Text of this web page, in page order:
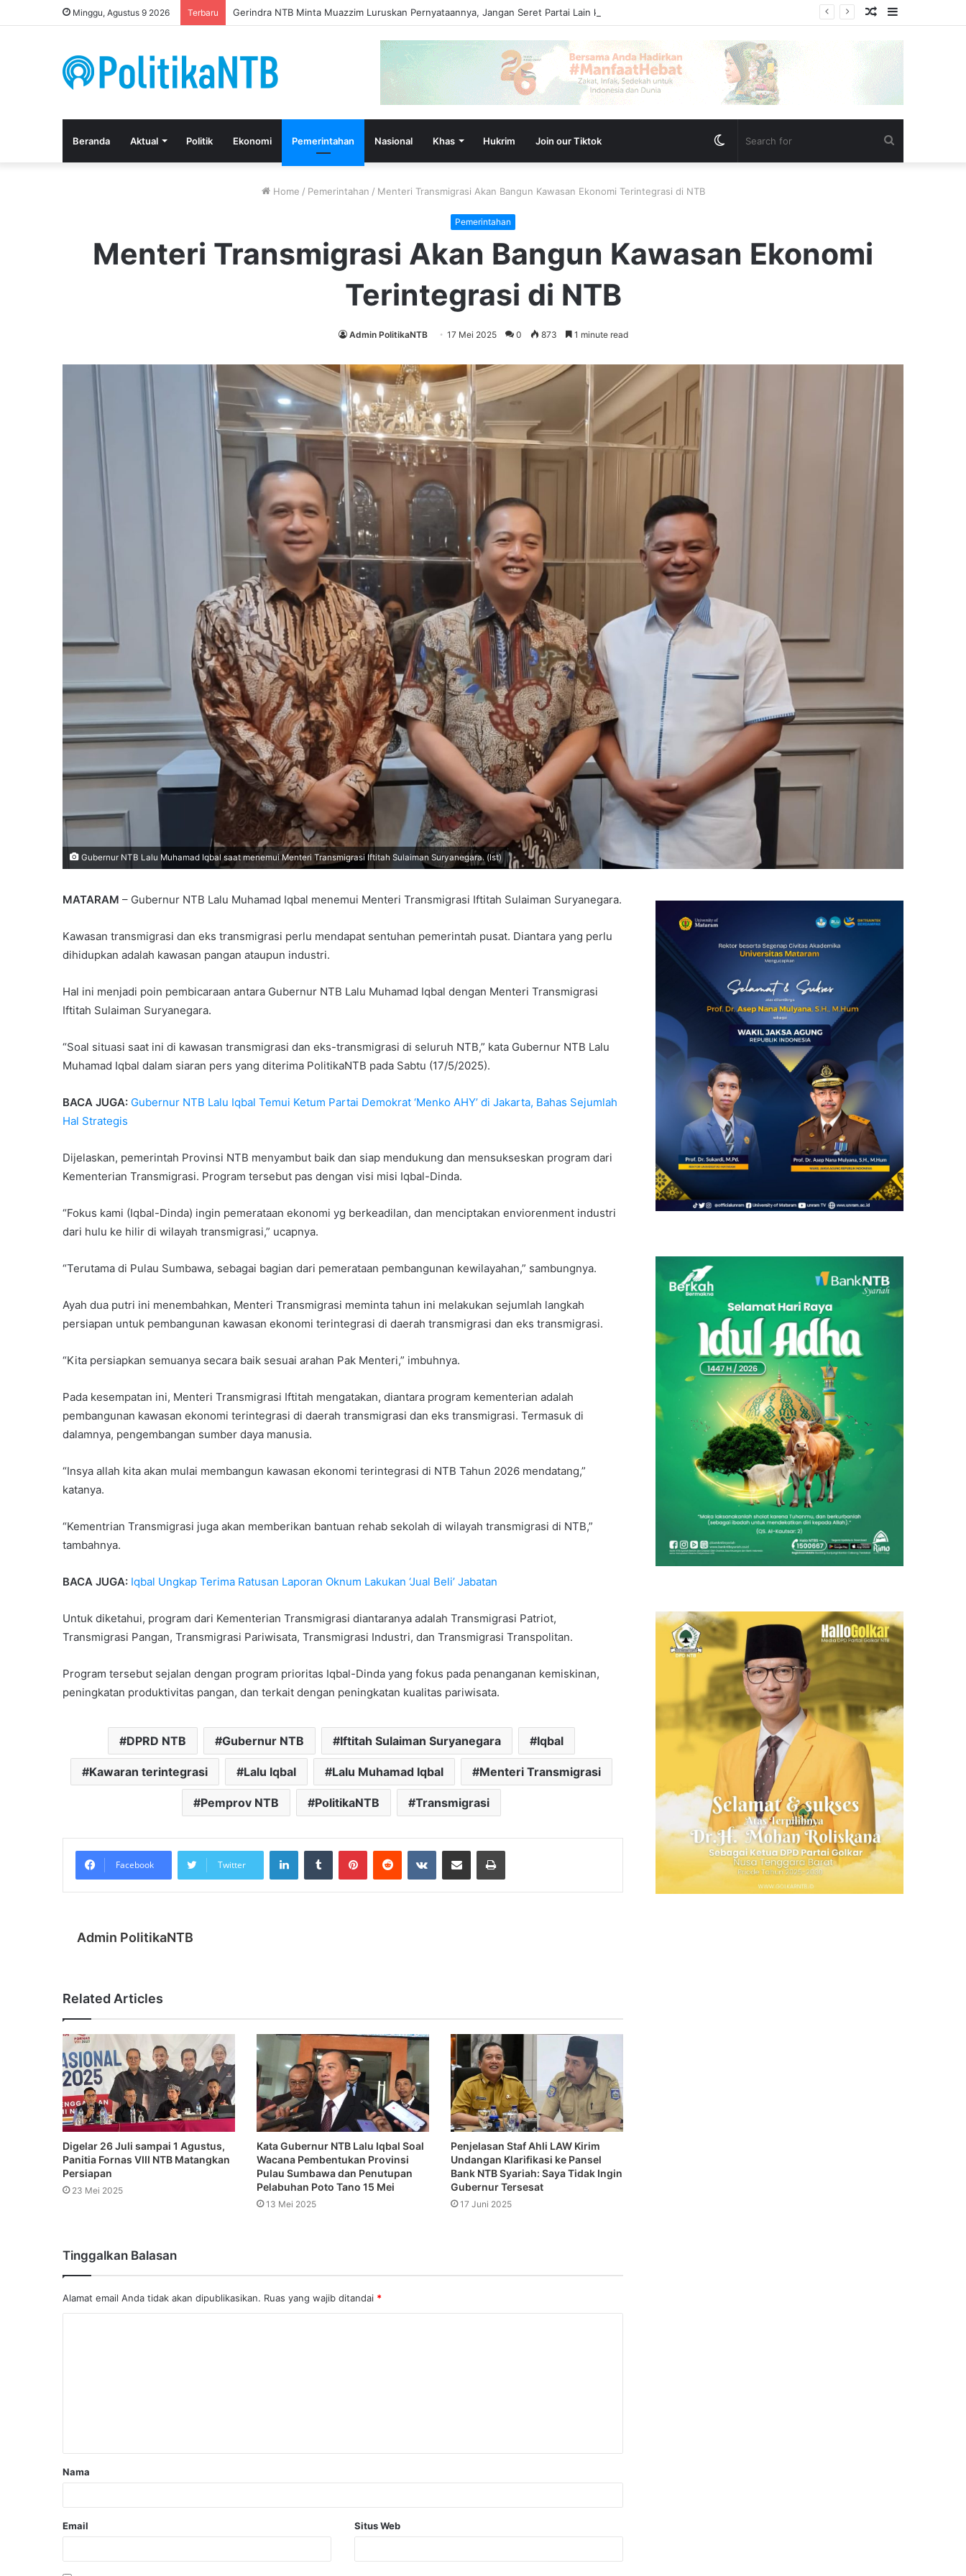
Minggu, Agustus 9 2026 Terbaru Gerindra NTB Minta Muazzim Luruskan Pernyataannya, Jangan Seret Partai Lain ke Polemik Internal PAN Sidebar
Random
Beranda Aktual Politik Ekonomi Pemerintahan Nasional Khas Hukrim Join our Tiktok Switch
Home / Pemerintahan / Menteri Transmigrasi Akan Bangun Kawasan Ekonomi Terintegrasi di NTB
Pemerintahan
Menteri Transmigrasi Akan Bangun Kawasan Ekonomi
Terintegrasi di NTB
Admin PolitikaNTB 17 Mei 2025 0 873 1 minute read
Gubernur NTB Lalu Muhamad Iqbal saat menemui Menteri Transmigrasi Iftitah Sulaiman Suryanegara. (Ist)
MATARAM – Gubernur NTB Lalu Muhamad Iqbal menemui Menteri Transmigrasi Iftitah Sulaiman Suryanegara.
Kawasan transmigrasi dan eks transmigrasi perlu mendapat sentuhan pemerintah pusat. Diantara yang perlu
dihidupkan adalah kawasan pangan ataupun industri.
Hal ini menjadi poin pembicaraan antara Gubernur NTB Lalu Muhamad Iqbal dengan Menteri Transmigrasi
Iftitah Sulaiman Suryanegara.
“Soal situasi saat ini di kawasan transmigrasi dan eks-transmigrasi di seluruh NTB,” kata Gubernur NTB Lalu
Muhamad Iqbal dalam siaran pers yang diterima PolitikaNTB pada Sabtu (17/5/2025).
BACA JUGA: Gubernur NTB Lalu Iqbal Temui Ketum Partai Demokrat ‘Menko AHY’ di Jakarta, Bahas Sejumlah
Hal Strategis
Dijelaskan, pemerintah Provinsi NTB menyambut baik dan siap mendukung dan mensukseskan program dari
Kementerian Transmigrasi. Program tersebut pas dengan visi misi Iqbal-Dinda.
“Fokus kami (Iqbal-Dinda) ingin pemerataan ekonomi yg berkeadilan, dan menciptakan enviorenment industri
dari hulu ke hilir di wilayah transmigrasi,” ucapnya.
“Terutama di Pulau Sumbawa, sebagai bagian dari pemerataan pembangunan kewilayahan,” sambungnya.
Ayah dua putri ini menembahkan, Menteri Transmigrasi meminta tahun ini melakukan sejumlah langkah
persiapan untuk pembangunan kawasan ekonomi terintegrasi di daerah transmigrasi dan eks transmigrasi.
“Kita persiapkan semuanya secara baik sesuai arahan Pak Menteri,” imbuhnya.
Pada kesempatan ini, Menteri Transmigrasi Iftitah mengatakan, diantara program kementerian adalah
pembangunan kawasan ekonomi terintegrasi di daerah transmigrasi dan eks transmigrasi. Termasuk di
dalamnya, pengembangan sumber daya manusia.
“Insya allah kita akan mulai membangun kawasan ekonomi terintegrasi di NTB Tahun 2026 mendatang,”
katanya.
“Kementrian Transmigrasi juga akan memberikan bantuan rehab sekolah di wilayah transmigrasi di NTB,”
tambahnya.
BACA JUGA: Iqbal Ungkap Terima Ratusan Laporan Oknum Lakukan ‘Jual Beli’ Jabatan
Untuk diketahui, program dari Kementerian Transmigrasi diantaranya adalah Transmigrasi Patriot,
Transmigrasi Pangan, Transmigrasi Pariwisata, Transmigrasi Industri, dan Transmigrasi Transpolitan.
Program tersebut sejalan dengan program prioritas Iqbal-Dinda yang fokus pada penanganan kemiskinan,
peningkatan produktivitas pangan, dan terkait dengan peningkatan kualitas pariwisata.
DPRD NTB Gubernur NTB Iftitah Sulaiman Suryanegara Iqbal
Kawaran terintegrasi Lalu Iqbal Lalu Muhamad Iqbal Menteri Transmigrasi
Pemprov NTB PolitikaNTB Transmigrasi
Facebook Twitter
LinkedInTumblr PinterestReddit VKontakteShare via Email Print
Admin PolitikaNTB
Related Articles
Digelar 26 Juli sampai 1 Agustus,
Panitia Fornas VIII NTB Matangkan
Persiapan
23 Mei 2025
Kata Gubernur NTB Lalu Iqbal Soal
Wacana Pembentukan Provinsi
Pulau Sumbawa dan Penutupan
Pelabuhan Poto Tano 15 Mei
13 Mei 2025
Penjelasan Staf Ahli LAW Kirim
Undangan Klarifikasi ke Pansel
Bank NTB Syariah: Saya Tidak Ingin
Gubernur Tersesat
17 Juni 2025
Tinggalkan Balasan
Alamat email Anda tidak akan dipublikasikan. Ruas yang wajib ditandai *
Nama
Email Situs Web